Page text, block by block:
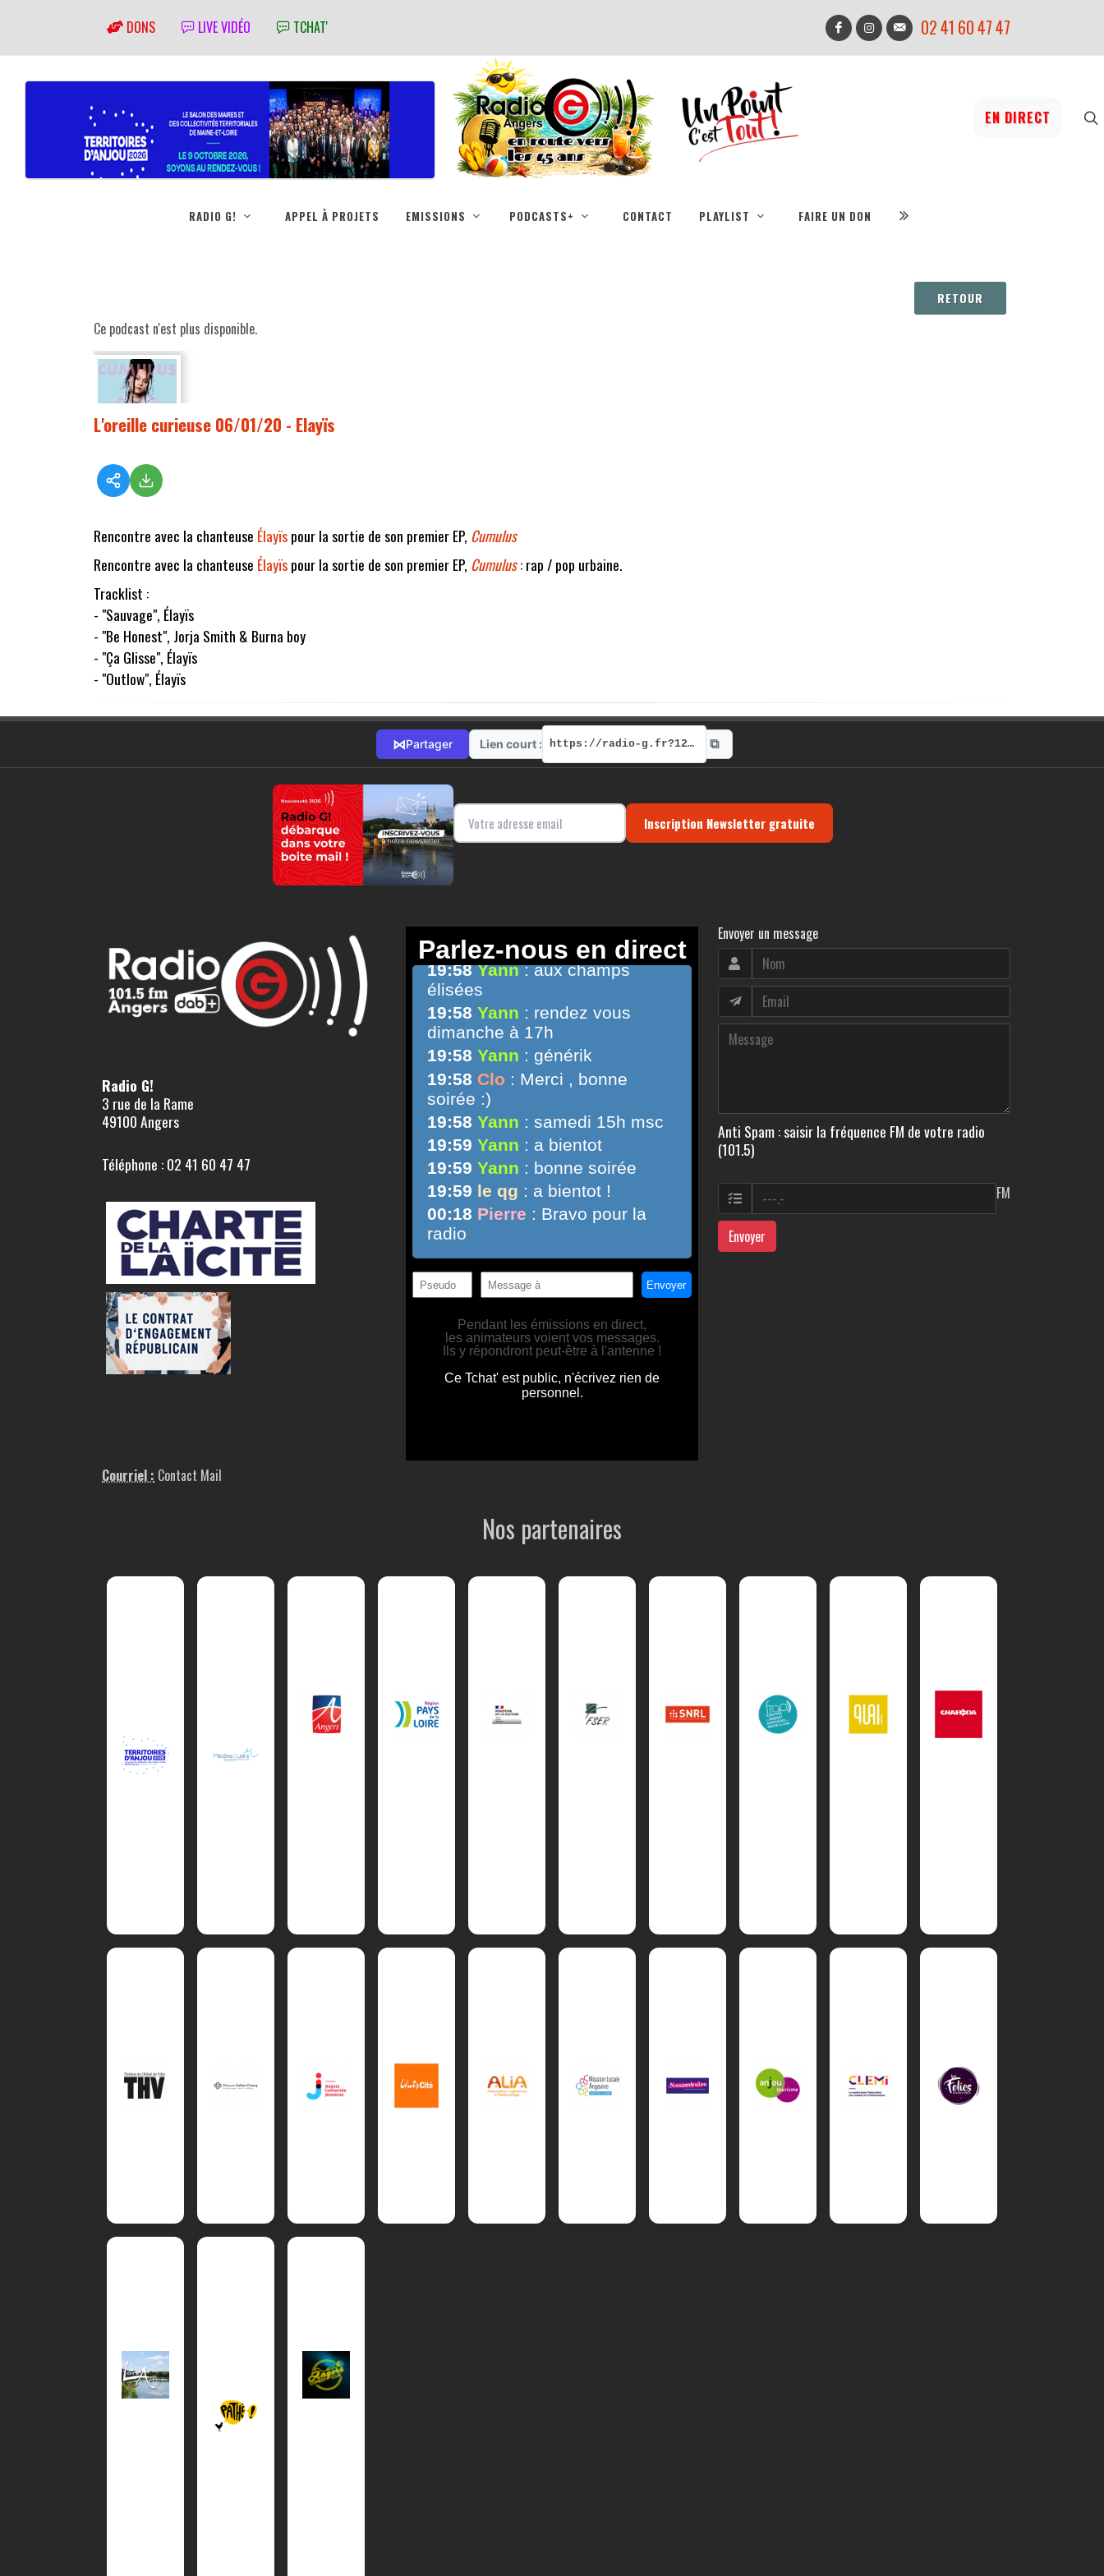
DONS LIVE VIDÉO TCHAT' 02 41 60 47 47
EN DIRECT
RADIO G! APPEL À PROJETS EMISSIONS PODCASTS+ CONTACT PLAYLIST FAIRE UN DON
RETOUR
Ce podcast n'est plus disponible.
L'oreille curieuse 06/01/20 - Elayïs
Rencontre avec la chanteuse Élayïspour la sortie de son premier EP, Cumulus
Rencontre avec la chanteuse Élayïspour la sortie de son premier EP, Cumulus: rap / pop urbaine.
Tracklist :
- "Sauvage", Élayïs
- "Be Honest", Jorja Smith & Burna boy
- "Ça Glisse", Élayïs
- "Outlow", Élayïs
⋈Partager Lien court : https://radio-g.fr?1230 ⧉
Inscription Newsletter gratuite
Radio G!
3 rue de la Rame
49100 Angers
Téléphone : 02 41 60 47 47
Courriel : Contact Mail
Envoyer un message
Anti Spam : saisir la fréquence FM de votre radio
(101.5)
FM
Envoyer
Nos partenaires